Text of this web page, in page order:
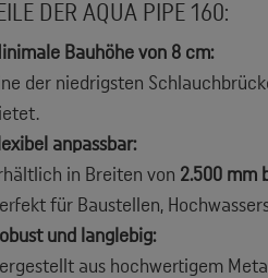
DER AQUA PIPE 160:
Bauhöhe von 8 cm:
der niedrigsten
anpassbar:
in Breiten von 2.500 mm
für Baustellen,
und langlebig:
aus hochwertigem